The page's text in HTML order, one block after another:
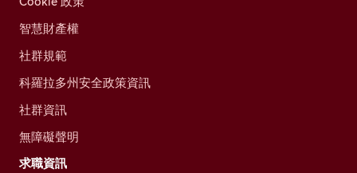
智慧財產權
社群規範
科羅拉多州安全政策資訊
社群資訊
無障礙聲明
求職資訊